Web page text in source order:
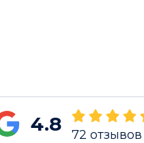
4.8 72 отзывов